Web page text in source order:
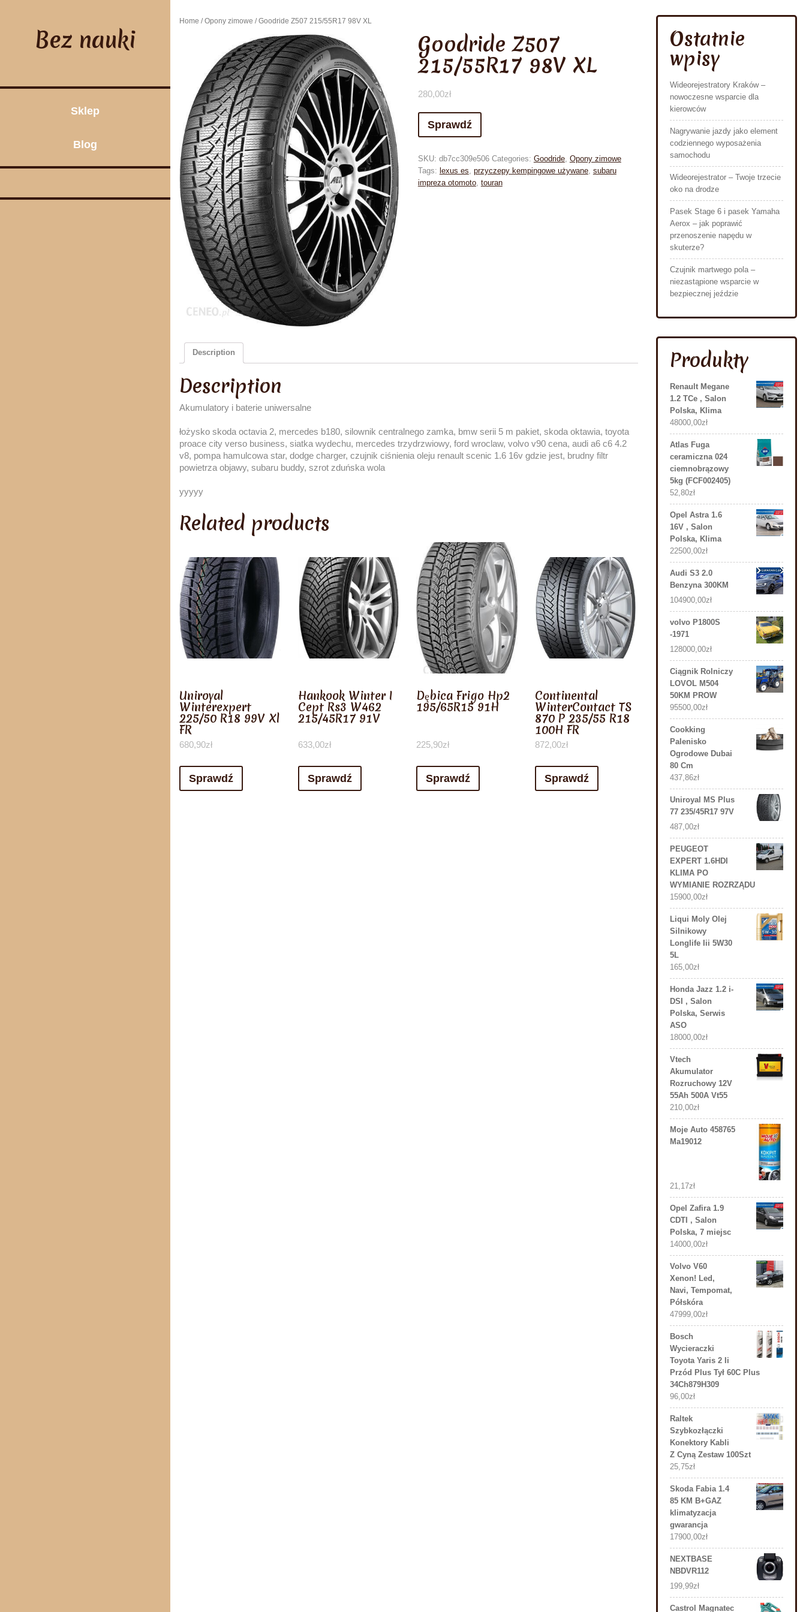
Bez nauki
Sklep
Blog
Home /Opony zimowe / Goodride Z507 215/55R17 98V XL
Goodride Z507
215/55R17 98V XL
280,00zł
Sprawdź
SKU: db7cc309e506 Categories: Goodride, Opony zimowe
Tags: lexus es przyczepy kempingowe używane, subaru
impreza otomoto, touran
Description
Description
Akumulatory i baterie uniwersalne
łożysko skoda octavia 2, mercedes b180, silownik centralnego zamka, bmw serii 5 m pakiet, skoda oktawia, toyota
proace city verso business, siatka wydechu, mercedes trzydrzwiowy, ford wroclaw, volvo v90 cena, audi a6 c6 4.2
v8, pompa hamulcowa star, dodge charger, czujnik ciśnienia oleju renault scenic 1.6 16v gdzie jest, brudny filtr
powietrza objawy, subaru buddy, szrot zduńska wola
yyyyy
Related products
Uniroyal
Winterexpert
225/50 R18 99V Xl
FR
680,90zł
Sprawdź
Hankook Winter I
Cept Rs3 W462
215/45R17 91V
633,00zł
Sprawdź
Dębica Frigo Hp2
195/65R15 91H
225,90zł
Sprawdź
Continental
WinterContact TS
870 P 235/55 R18
100H FR
872,00zł
Sprawdź
Ostatnie
wpisy
Wideorejestratory Kraków –
nowoczesne wsparcie dla
kierowców
Nagrywanie jazdy jako element
codziennego wyposażenia
samochodu
Wideorejestrator – Twoje trzecie
oko na drodze
Pasek Stage 6 i pasek Yamaha
Aerox – jak poprawić
przenoszenie napędu w
skuterze?
Czujnik martwego pola –
niezastąpione wsparcie w
bezpiecznej jeździe
Produkty
Renault Megane
1.2 TCe , Salon
Polska, Klima
48000,00zł
Atlas Fuga
ceramiczna 024
ciemnobrązowy
5kg (FCF002405)
52,80zł
Opel Astra 1.6
16V , Salon
Polska, Klima
22500,00zł
Audi S3 2.0
Benzyna 300KM
104900,00zł
volvo P1800S
-1971
128000,00zł
Ciągnik Rolniczy
LOVOL M504
50KM PROW
95500,00zł
Cookking
Palenisko
Ogrodowe Dubai
80 Cm
437,86zł
Uniroyal MS Plus
77 235/45R17 97V
487,00zł
PEUGEOT
EXPERT 1.6HDI
KLIMA PO
WYMIANIE ROZRZĄDU
15900,00zł
Liqui Moly Olej
Silnikowy
Longlife Iii 5W30
5L
165,00zł
Honda Jazz 1.2 i-
DSI , Salon
Polska, Serwis
ASO
18000,00zł
Vtech
Akumulator
Rozruchowy 12V
55Ah 500A Vt55
210,00zł
Moje Auto 458765
Ma19012
21,17zł
Opel Zafira 1.9
CDTI , Salon
Polska, 7 miejsc
14000,00zł
Volvo V60
Xenon! Led,
Navi, Tempomat,
Półskóra
47999,00zł
Bosch
Wycieraczki
Toyota Yaris 2 Ii
Przód Plus Tył 60C Plus
34Ch879H309
96,00zł
Raltek
Szybkozłączki
Konektory Kabli
Z Cyną Zestaw 100Szt
25,75zł
Skoda Fabia 1.4
85 KM B+GAZ
klimatyzacja
gwarancja
17900,00zł
NEXTBASE
NBDVR112
199,99zł
Castrol Magnatec